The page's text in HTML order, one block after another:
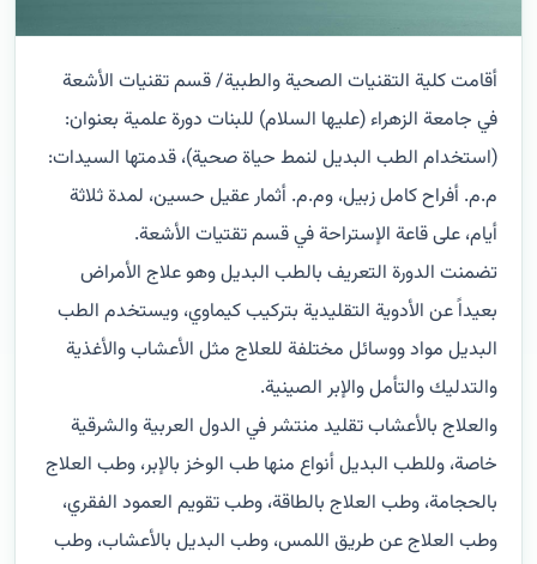
أقامت كلية التقنيات الصحية والطبية/ قسم تقنيات الأشعة
في جامعة الزهراء (عليها السلام) للبنات دورة علمية بعنوان:
(استخدام الطب البديل لنمط حياة صحية)، قدمتها السيدات:
م.م. أفراح كامل زبيل، وم.م. أثمار عقيل حسين، لمدة ثلاثة
أيام، على قاعة الإستراحة في قسم تقتيات الأشعة.
تضمنت الدورة التعريف بالطب البديل وهو علاج الأمراض
بعيداً عن الأدوية التقليدية بتركيب كيماوي، ويستخدم الطب
البديل مواد ووسائل مختلفة للعلاج مثل الأعشاب والأغذية
والتدليك والتأمل والإبر الصينية.
والعلاج بالأعشاب تقليد منتشر في الدول العربية والشرقية
خاصة، وللطب البديل أنواع منها طب الوخز بالإبر، وطب العلاج
بالحجامة، وطب العلاج بالطاقة، وطب تقويم العمود الفقري،
وطب العلاج عن طريق اللمس، وطب البديل بالأعشاب، وطب